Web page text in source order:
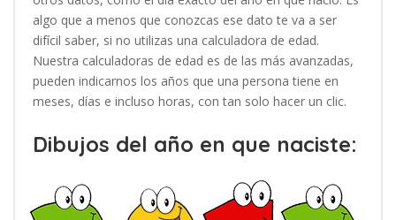
algo que a menos que conozcas ese dato te va a ser
difícil saber, si no utilizas una calculadora de edad.
Nuestra calculadoras de edad es de las más avanzadas,
pueden indicarnos los años que una persona tiene en
meses, días e incluso horas, con tan solo hacer un clic.
Dibujos del año en que naciste: